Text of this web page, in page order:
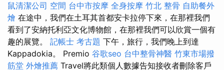
鼠清潔公司 空間 台中市按摩 全身按摩 竹北 整骨 自助餐外
燴 在途中，我們在土耳其首都安卡拉停下來，在那裡我們
看到了安納托利亞文化博物館，在那裡我們可以欣賞一個有
趣的展覽。 記帳士 考古題 下午，旅行，我們晚上到達
Kappadokia。 Premio 谷歌seo 台中整骨神醫 竹東市場撥
筋堂 外燴推薦 Travel將此類個人數據告知接收者刪除客戶